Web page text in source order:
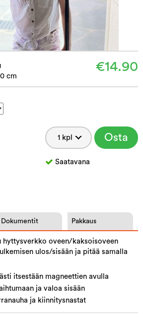
cm
€14.90
Osta
Saatavana
Dokumentit Pakkaus
hyttysverkko oveen/kaksoisoveen
ulos/sisään ja pitää samalla
itsestään magneettien avulla
ja valoa sisään
ja kiinnitysnastat